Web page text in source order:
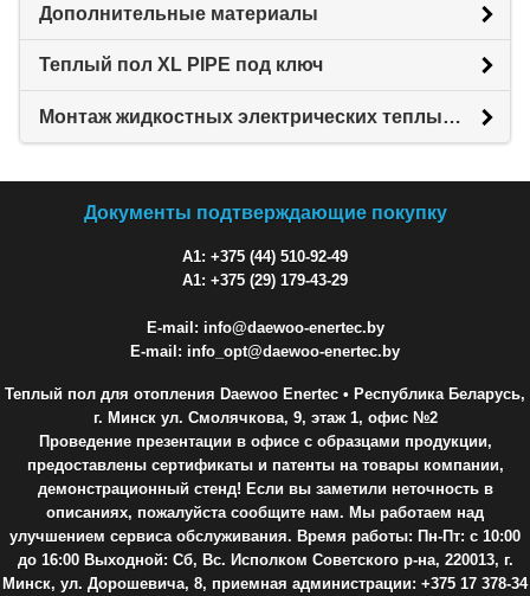
Дополнительные материалы
Теплый пол XL PIPE под ключ
Монтаж жидкостных электрических теплых полов XL PIPE
Документы подтверждающие покупку
A1: +375 (44) 510-92-49
A1: +375 (29) 179-43-29
E-mail: info@daewoo-enertec.by
E-mail: info_opt@daewoo-enertec.by
Теплый пол для отопления Daewoo Enertec • Республика Беларусь,
г. Минск ул. Смолячкова, 9, этаж 1, офис №2
Проведение презентации в офисе с образцами продукции,
предоставлены сертификаты и патенты на товары компании,
демонстрационный стенд! Если вы заметили неточность в
описаниях, пожалуйста сообщите нам. Мы работаем над
улучшением сервиса обслуживания. Время работы: Пн-Пт: с 10:00
до 16:00 Выходной: Сб, Вс. Исполком Советского р-на, 220013, г.
Минск, ул. Дорошевича, 8, приемная администрации: +375 17 378-34